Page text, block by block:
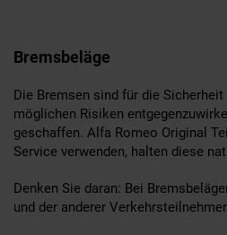
Bremsbeläge
Die Bremsen sind für die
möglichen Risiken
geschaffen. Alfa Romeo Original
Service verwenden, halten diese
Denken Sie daran: Bei
und der anderer